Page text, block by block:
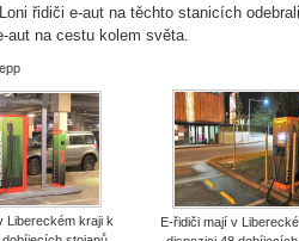
řidiči e-aut na těchto stanicích
aut na cestu kolem světa.
Libereckém kraji k
E-řidiči mají v